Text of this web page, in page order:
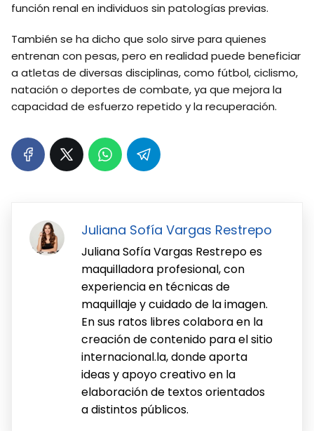
función renal en individuos sin patologías previas.
También se ha dicho que solo sirve para quienes
entrenan con pesas, pero en realidad puede beneficiar
a atletas de diversas disciplinas, como fútbol, ciclismo,
natación o deportes de combate, ya que mejora la
capacidad de esfuerzo repetido y la recuperación.
Juliana Sofía Vargas Restrepo
Juliana Sofía Vargas Restrepo es
maquilladora profesional, con
experiencia en técnicas de
maquillaje y cuidado de la imagen.
En sus ratos libres colabora en la
creación de contenido para el sitio
internacional.la, donde aporta
ideas y apoyo creativo en la
elaboración de textos orientados
a distintos públicos.